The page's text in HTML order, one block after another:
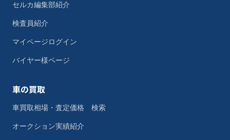
セルカ編集部紹介
検査員紹介
マイページログイン
バイヤー様ページ
車の買取
車買取相場・査定価格 検索
オークション実績紹介